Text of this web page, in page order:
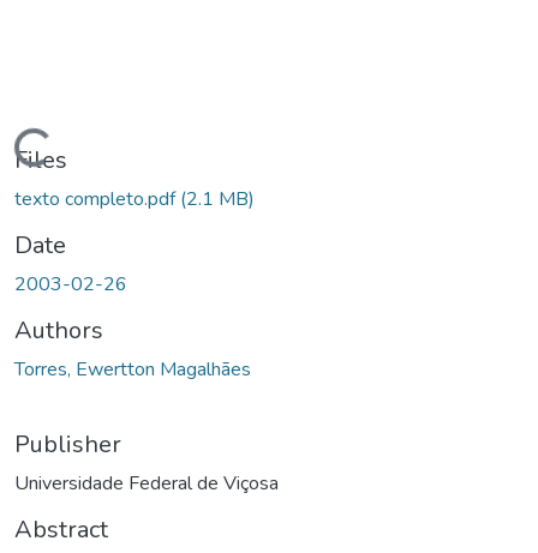
Files
texto completo.pdf(2.1 MB)
Date
2003-02-26
Authors
Torres, Ewertton Magalhães
Publisher
Universidade Federal de Viçosa
Abstract